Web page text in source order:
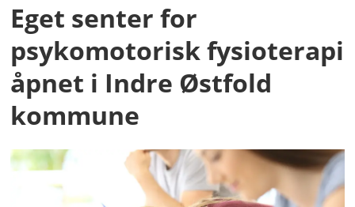
Eget senter for
psykomotorisk fysioterapi
åpnet i Indre Østfold
kommune